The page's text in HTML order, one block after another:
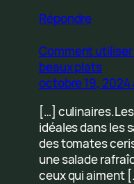
Répondre
Comment utiliser
beaux plats
octobre 19, 2024
[…]
idéales dans les
des tomates
une salade
ceux qui aiment